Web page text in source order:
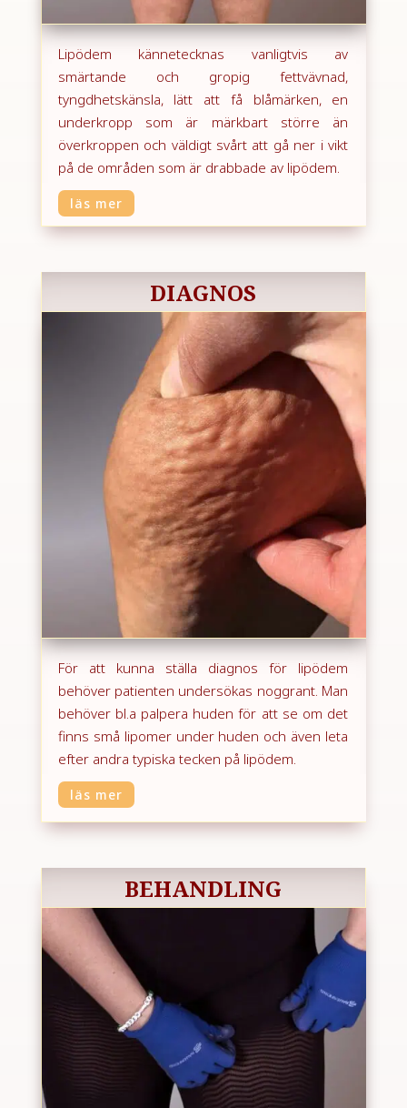
Lipödem kännetecknas vanligtvis av
smärtande och gropig fettvävnad,
tyngdhetskänsla, lätt att få blåmärken, en
underkropp som är märkbart större än
överkroppen och väldigt svårt att gå ner i vikt
på de områden som är drabbade av lipödem.
läs mer
DIAGNOS
För att kunna ställa diagnos för lipödem
behöver patienten undersökas noggrant. Man
behöver bl.a palpera huden för att se om det
finns små lipomer under huden och även leta
efter andra typiska tecken på lipödem.
läs mer
BEHANDLING